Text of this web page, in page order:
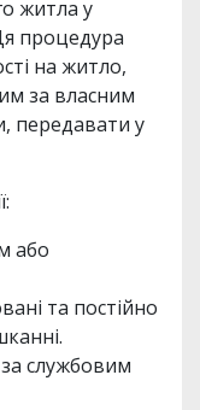
житла у
процедура
на житло,
за власним
передавати у
або
та постійно
службовим